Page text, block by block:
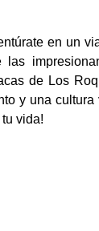
en un
de Los
y una cultura
vida!